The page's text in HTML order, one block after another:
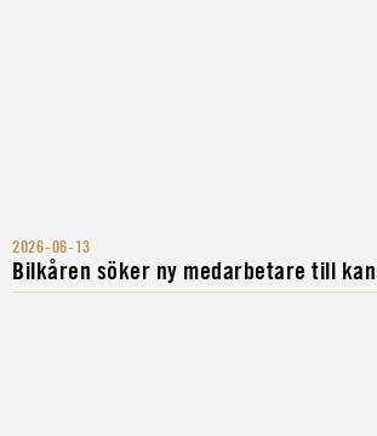
2026-06-13
Bilkåren söker ny medarbetare till